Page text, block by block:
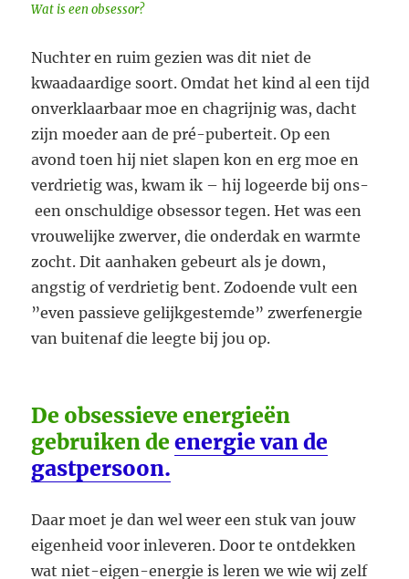
Wat is een obsessor?
Nuchter en ruim gezien was dit niet de
kwaadaardige soort. Omdat het kind al een tijd
onverklaarbaar moe en chagrijnig was, dacht
zijn moeder aan de pré-puberteit. Op een
avond toen hij niet slapen kon en erg moe en
verdrietig was, kwam ik – hij logeerde bij ons-
een onschuldige obsessor tegen. Het was een
vrouwelijke zwerver, die onderdak en warmte
zocht. Dit aanhaken gebeurt als je down,
angstig of verdrietig bent. Zodoende vult een
”even passieve gelijkgestemde” zwerfenergie
van buitenaf die leegte bij jou op.
De obsessieve energieën
gebruiken deenergie van de
gastpersoon.
Daar moet je dan wel weer een stuk van jouw
eigenheid voor inleveren. Door te ontdekken
wat niet-eigen-energie is leren we wie wij zelf